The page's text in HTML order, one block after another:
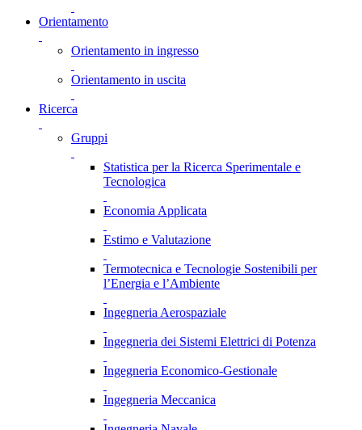
Orientamento
Orientamento in ingresso
Orientamento in uscita
Ricerca
Gruppi
Statistica per la Ricerca Sperimentale e
Tecnologica
Economia Applicata
Estimo e Valutazione
Termotecnica e Tecnologie Sostenibili per
l’Energia e l’Ambiente
Ingegneria Aerospaziale
Ingegneria dei Sistemi Elettrici di Potenza
Ingegneria Economico-Gestionale
Ingegneria Meccanica